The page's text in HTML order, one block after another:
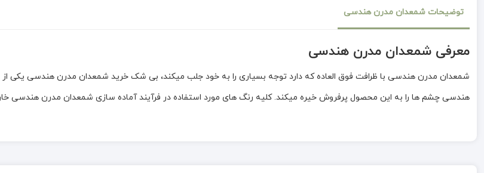
توضیحات شمعدان مدرن هندسی
معرفی شمعدان مدرن هندسی
شمعدان مدرن هندسی با ظرافت فوق العاده که دارد توجه بسیاری را به خود جلب میکند، بی شک خرید شمعدان مدرن هندسی یکی
هندسی چشم ها را به این محصول پرفروش خیره میکند. کلیه رنگ های مورد استفاده در فرآیند آماده سازی شمعدان مدرن هندسی